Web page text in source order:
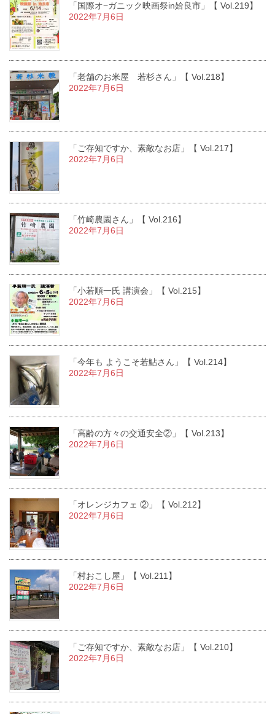
「国際オ−ガニック映画祭in姶良市」【 Vol.219】
2022年7月6日
「老舗のお米屋 若杉さん」【 Vol.218】
2022年7月6日
「ご存知ですか、素敵なお店」【 Vol.217】
2022年7月6日
「竹崎農園さん」【 Vol.216】
2022年7月6日
「小若順一氏 講演会」【 Vol.215】
2022年7月6日
「今年も ようこそ若鮎さん」【 Vol.214】
2022年7月6日
「高齢の方々の交通安全②」【 Vol.213】
2022年7月6日
「オレンジカフェ ②」【 Vol.212】
2022年7月6日
「村おこし屋」【 Vol.211】
2022年7月6日
「ご存知ですか、素敵なお店」【 Vol.210】
2022年7月6日